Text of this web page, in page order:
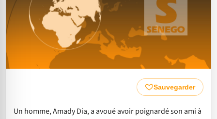
Sauvegarder
Un homme, Amady Dia, a avoué avoir poignardé son ami à